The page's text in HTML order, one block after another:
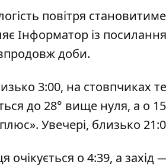
повітря
Інформатор із
доби.
3:00, на стовпчиках
до 28° вище нуля, а о
Увечері, близько
очікується о 4:39, а